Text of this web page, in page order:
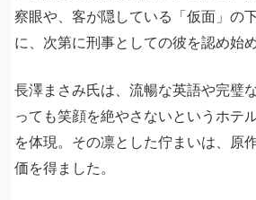
察眼や、客が隠している「仮面」の
に、次第に刑事としての彼を認め始め
長澤まさみ氏は、流暢な英語や完璧
っても笑顔を絶やさないというホテ
を体現。その凛とした佇まいは、原
価を得ました。